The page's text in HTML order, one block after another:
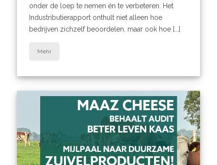
onder de loep te nemen én te verbeteren. Het
Industributierapport onthult niet alleen hoe
bedrijven zichzelf beoordelen, maar ook hoe [...]
Mehr